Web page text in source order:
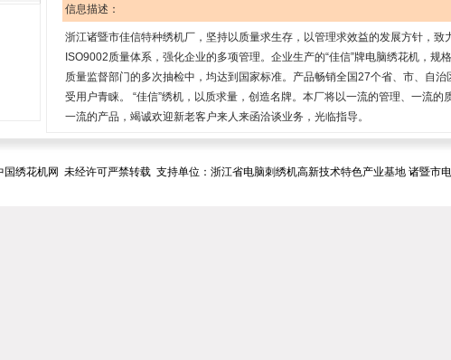
信息描述：
浙江诸暨市佳信特种绣机厂，坚持以质量求生存，以管理求效益的发展方针，致
ISO9002质量体系，强化企业的多项管理。企业生产的“佳信”牌电脑绣花机，规
质量监督部门的多次抽检中，均达到国家标准。产品畅销全国27个省、市、自
受用户青睐。 “佳信”绣机，以质求量，创造名牌。本厂将以一流的管理、一流
一流的产品，竭诚欢迎新老客户来人来函洽谈业务，光临指导。
国绣花机网 未经许可严禁转载 支持单位：浙江省电脑刺绣机高新技术特色产业基地 诸暨市